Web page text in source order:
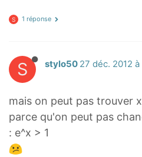
S 1 réponse
S stylo50 27 déc. 2012 à
mais on peut pas trouver
parce qu'on peut pas
: e^x > 1